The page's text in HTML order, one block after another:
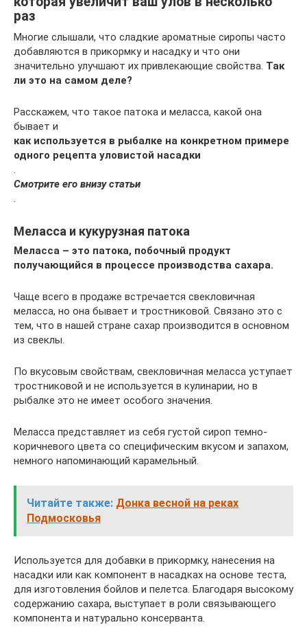
раз
Многие слышали, что сладкие ароматные сиропы часто
добавляются в прикормку и насадку и что они
значительно улучшают их привлекающие свойства. Так
ли это на самом деле?
Расскажем, что такое патока и меласса, какой она
бывает и
как используется в рыбалке на конкретном примере
одного рецепта уловистой насадки
.
Смотрите его внизу статьи
.
Меласса и кукурузная патока
Меласса – это патока, побочный продукт
получающийся в процессе производства сахара.
Чаще всего в продаже встречается свекловичная
меласса, но она бывает и тростниковой. Связано это с
тем, что в нашей стране сахар производится в основном
из свеклы.
По вкусовым свойствам, свекловичная меласса уступает
тростниковой и не используется в кулинарии, но в
рыбалке это не имеет особого значения.
Меласса представляет из себя густой сироп темно-
коричневого цвета со специфическим вкусом и запахом,
немного напоминающий карамельный.
Читайте также: Донка весной на реках
Подмосковья
Используется для добавки в прикормку, нанесения на
насадки или как компонент в насадках на основе теста,
для изготовления бойлов и пелетса. Благодаря высокому
содержанию сахара, выступает в роли связывающего
компонента и натурально консерванта.